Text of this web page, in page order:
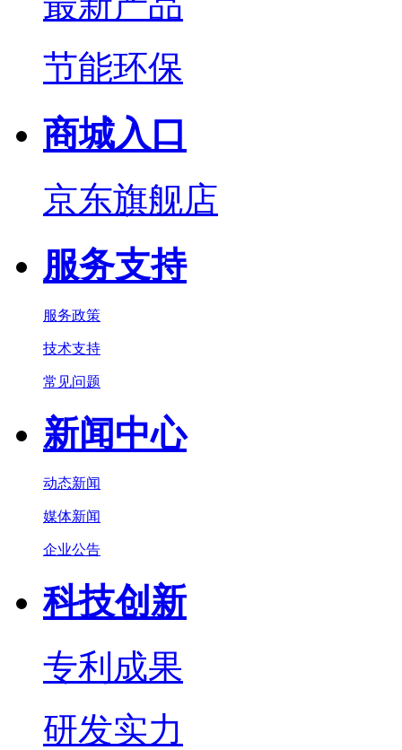
节能环保
商城入口
京东旗舰店
服务支持
服务政策
技术支持
常见问题
新闻中心
动态新闻
媒体新闻
企业公告
科技创新
专利成果
研发实力